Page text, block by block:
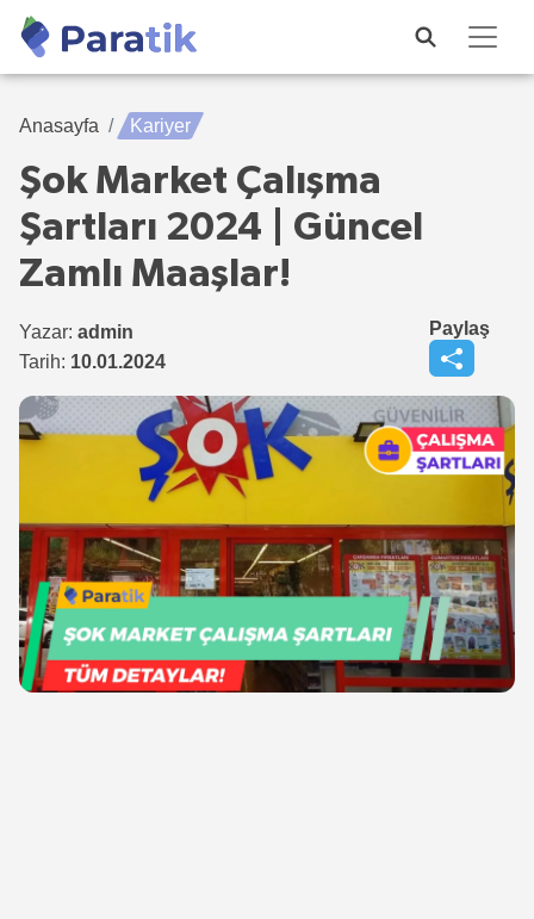
Anasayfa Kariyer
Şok Market Çalışma
Şartları 2024 | Güncel
Zamlı Maaşlar!
Yazar: admin
Tarih: 10.01.2024
Paylaş